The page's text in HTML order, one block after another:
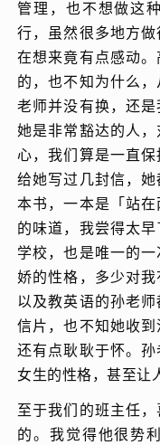
管理，也不想做这
行，虽然很多地方
在想来竟有点感动
的，也不知为什么
老师并没有换，还是
她是非常豁达的人
心，我们算是一直
给她写过几封信，
本书，一本是「站
的味道，我尝得太
学校，也是唯一的
娇的性格，多少对
以及教英语的孙老
信片，也不知她收
还有点耿耿于怀。
女生的性格，甚至让
至于我们的班主任
的。我觉得他很势